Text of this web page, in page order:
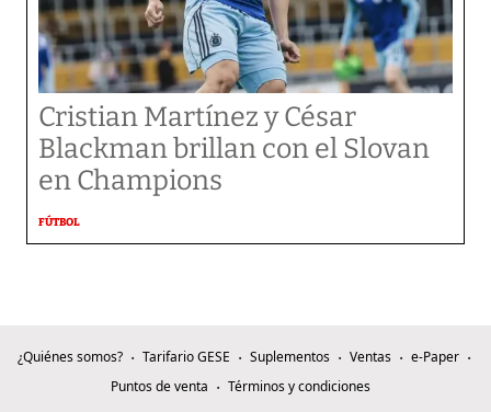
Cristian Martínez y César
Blackman brillan con el Slovan
en Champions
FÚTBOL
¿Quiénes somos? Tarifario GESE Suplementos Ventas
e-Paper
Puntos de venta
Términos y condiciones